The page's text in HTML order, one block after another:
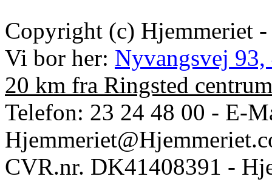
Copyright (c) Hjemmeriet
Vi bor her: Nyvangsvej
20 km fra Ringsted centrum
Telefon: 23 24 48 00 - E-
CVR.nr. DK41408391 -